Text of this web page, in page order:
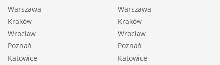
Warszawa
Kraków
Wrocław
Poznań
Katowice
Warszawa
Kraków
Wrocław
Poznań
Katowice